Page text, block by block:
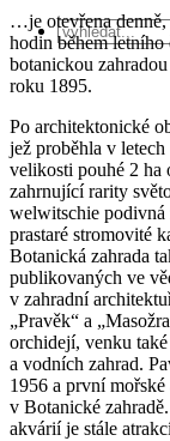
…je otevřena denně,
hodin během
botanickou
roku 1895.
Po architektonické
jež proběhla v
velikosti pouhé 2 ha
zahrnující rarity
welwitschie podivná
prastaré stromovité
Botanická zahrada
publikovaných ve
v zahradní
„Pravěk“ a
orchidejí, venku
a vodních zahrad.
1956 a první
v Botanické
akvárií je stále